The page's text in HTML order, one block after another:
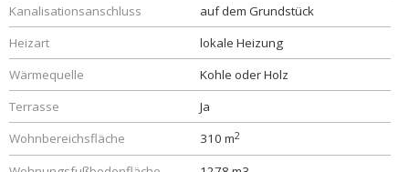
Kanalisationsanschluss
auf dem Grundstück
Heizart
lokale Heizung
Wärmequelle
Kohle oder Holz
Terrasse
Ja
Wohnbereichsfläche
310 m2